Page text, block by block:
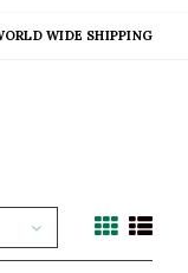
WIDE SHIPPING